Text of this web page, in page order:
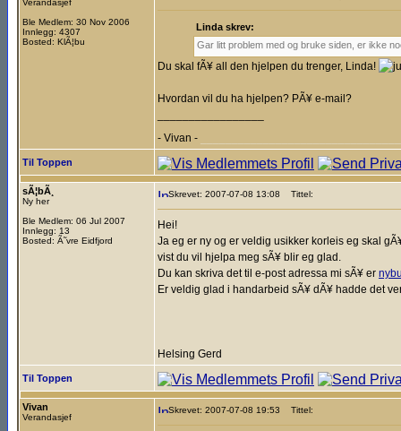
Verandasjef
Ble Medlem: 30 Nov 2006
Innlegg: 4307
Bosted: KlÃ¦bu
Linda skrev:
Gar litt problem med og bruke siden, er ikke
Du skal fÃ¥ all den hjelpen du trenger, Linda!
Hvordan vil du ha hjelpen? PÃ¥ e-mail?
- Vivan -
Til Toppen
sÃ¦bÃ¸
Ny her
Ble Medlem: 06 Jul 2007
Innlegg: 13
Bosted: Ã˜vre Eidfjord
Skrevet: 2007-07-08 13:08 Tittel:
Hei!
Ja eg er ny og er veldig usikker korleis eg skal
vist du vil hjelpa meg sÃ¥ blir eg glad.
Du kan skriva det til e-post adressa mi sÃ¥ er
Er veldig glad i handarbeid sÃ¥ dÃ¥ hadde det
Helsing Gerd
Til Toppen
Vivan
Verandasjef
Skrevet: 2007-07-08 19:53 Tittel: